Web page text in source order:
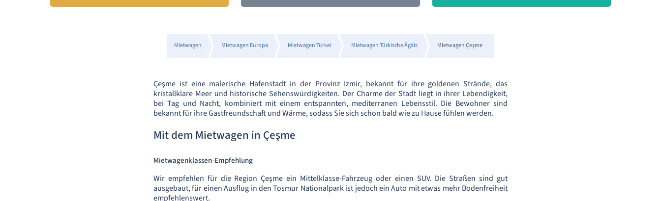
Mietwagen Mietwagen Europa Mietwagen Türkei Mietwagen Türkische Ägäis Mietwagen Çeşme
Çeşme ist eine malerische Hafenstadt in der Provinz Izmir, bekannt für ihre goldenen Strände, das
kristallklare Meer und historische Sehenswürdigkeiten. Der Charme der Stadt liegt in ihrer Lebendigkeit,
bei Tag und Nacht, kombiniert mit einem entspannten, mediterranen Lebensstil. Die Bewohner sind
bekannt für ihre Gastfreundschaft und Wärme, sodass Sie sich schon bald wie zu Hause fühlen werden.
Mit dem Mietwagen in Çeşme
Mietwagenklassen-Empfehlung
Wir empfehlen für die Region Çeşme ein Mittelklasse-Fahrzeug oder einen SUV. Die Straßen sind gut
ausgebaut, für einen Ausflug in den Tosmur Nationalpark ist jedoch ein Auto mit etwas mehr Bodenfreiheit
empfehlenswert.